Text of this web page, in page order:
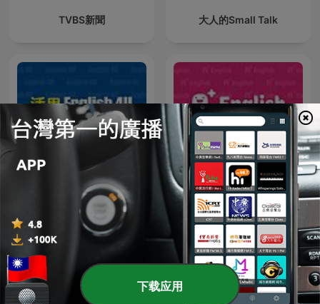
TVBS新聞 大人的Small Talk
English4U 活用空中美語 A+ English 空中美語
下载应用